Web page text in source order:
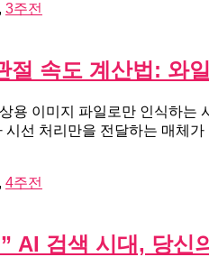
, 3주전
절 속도 계산법: 와
용 이미지 파일로만 인식하는
시선 처리만을 전달하는 매체
, 4주전
AI 검색 시대, 당신